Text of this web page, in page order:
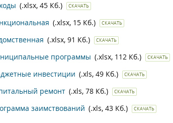
(.xlsx, 45 Кб.) СКАЧАТЬ
(.xlsx, 15 Кб.) СКАЧАТЬ
(.xlsx, 91 Кб.) СКАЧАТЬ
программы (.xlsx, 112 Кб.) СКАЧАТЬ
инвестиции (.xls, 49 Кб.) СКАЧАТЬ
ремонт (.xls, 78 Кб.) СКАЧАТЬ
заимствований (.xls, 43 Кб.) СКАЧАТЬ